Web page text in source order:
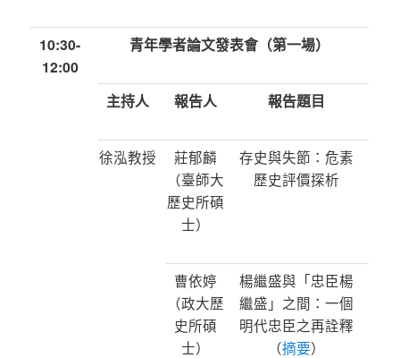
10:30-
12:00
青年學者論文發表會（第一場）
主持人 報告人 報告題目
徐泓教授
莊郁麟
（臺師大
歷史所碩
士）
存史與失節：危素
歷史評價探析
曹依婷
（政大歷
史所碩
士）
楊繼盛與「忠臣楊
繼盛」之間：一個
明代忠臣之再詮釋
（摘要）